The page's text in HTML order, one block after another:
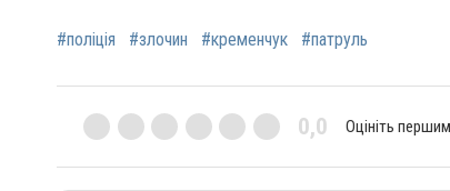
#поліція #злочин #кременчук #патруль
0,0 Оцініть першим